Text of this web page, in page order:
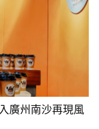
廣州南沙再現風